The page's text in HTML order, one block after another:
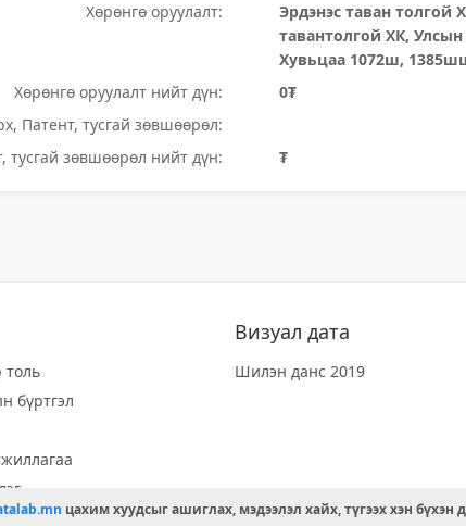
Хөрөнгө оруулалт:
Эрдэнэс таван толгой
тавантолгой ХК,
Хувьцаа 1072ш,
Хөрөнгө оруулалт нийт дүн:
0₮
Патент, тусгай зөвшөөрөл:
тусгай зөвшөөрөл нийт дүн:
₮
толь
бүртгэл
сан
Визуал дата
Шилэн данс 2019
цахим хуудсыг ашиглах, мэдээлэл хайх, түгээх хэн